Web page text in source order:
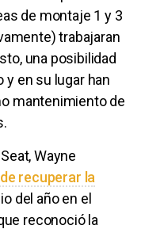
de montaje 1 y 3
trabajaran
una posibilidad
en su lugar han
mantenimiento de
Wayne
recuperar la
del año en el
reconoció la